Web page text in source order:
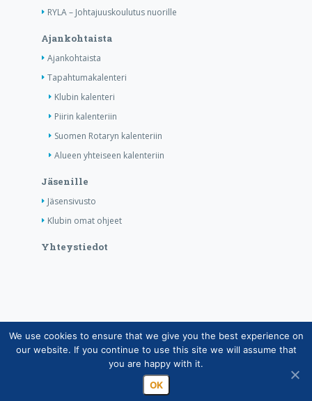
RYLA – Johtajuuskoulutus nuorille
Ajankohtaista
Ajankohtaista
Tapahtumakalenteri
Klubin kalenteri
Piirin kalenteriin
Suomen Rotaryn kalenteriin
Alueen yhteiseen kalenteriin
Jäsenille
Jäsensivusto
Klubin omat ohjeet
Yhteystiedot
Copyright © Suomen Rotarypalvelu ry 2026 |
Jäsentietojärjestelmän tietosuojaseloste|Henkilötietojen
käsittely Rotarytoiminnassa
We use cookies to ensure that we give you the best experience on
our website. If you continue to use this site we will assume that
you are happy with it.
OK